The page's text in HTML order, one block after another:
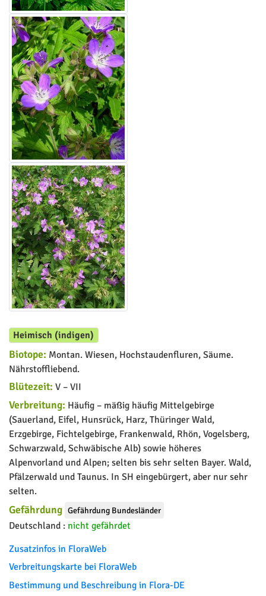
Heimisch (indigen)
Biotope: Montan. Wiesen, Hochstaudenfluren, Säume.
Nährstoffliebend.
Blütezeit: V – VII
Verbreitung: Häufig – mäßig häufig Mittelgebirge
(Sauerland, Eifel, Hunsrück, Harz, Thüringer Wald,
Erzgebirge, Fichtelgebirge, Frankenwald, Rhön, Vogelsberg,
Schwarzwald, Schwäbische Alb) sowie höheres
Alpenvorland und Alpen; selten bis sehr selten Bayer. Wald,
Pfälzerwald und Taunus. In SH eingebürgert, aber nur sehr
selten.
Gefährdung Gefährdung Bundesländer
Deutschland : nicht gefährdet
Zusatzinfos in FloraWeb
Verbreitungskarte bei FloraWeb
Bestimmung und Beschreibung in Flora-DE